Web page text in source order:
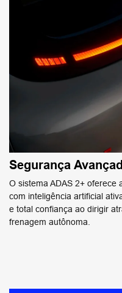
Segurança
O sistema ADAS 2+ oferece
com inteligência artificial
e total confiança ao dirigir
frenagem autônoma.